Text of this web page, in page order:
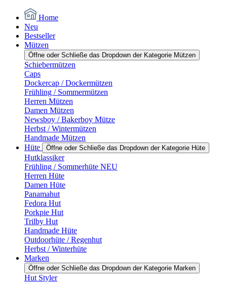
Home
Neu
Bestseller
Mützen
Öffne oder Schließe das Dropdown der Kategorie Mützen
Schiebermützen
Caps
Dockercap / Dockermützen
Frühling / Sommermützen
Herren Mützen
Damen Mützen
Newsboy / Bakerboy Mütze
Herbst / Wintermützen
Handmade Mützen
Hüte
Öffne oder Schließe das Dropdown der Kategorie Hüte
Hutklassiker
Frühling / Sommerhüte NEU
Herren Hüte
Damen Hüte
Panamahut
Fedora Hut
Porkpie Hut
Trilby Hut
Handmade Hüte
Outdoorhüte / Regenhut
Herbst / Winterhüte
Marken
Öffne oder Schließe das Dropdown der Kategorie Marken
Hut Styler